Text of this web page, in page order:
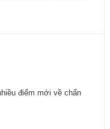
điểm mới về chẩn